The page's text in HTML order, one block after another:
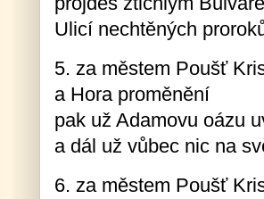
Ulicí nechtěných
5. za městem Poušť
a Hora proměnění
pak už Adamovu oázu
a dál už vůbec nic na
6. za městem Poušť